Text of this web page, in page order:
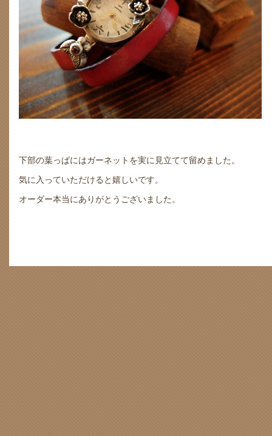
下部の葉っぱにはガーネットを実に見立てて留めました。
気に入っていただけると嬉しいです。
オーダー本当にありがとうございました。